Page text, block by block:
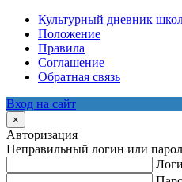
Культурный дневник
Положение
Правила
Соглашение
Обратная связь
Вход на сайт
×
Авторизация
Неправильный логин или